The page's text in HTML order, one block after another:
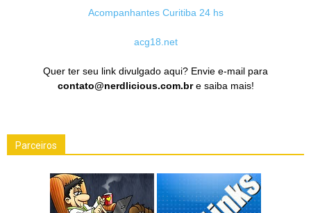
Acompanhantes Curitiba 24 hs
acg18.net
Quer ter seu link divulgado aqui? Envie e-mail para
contato@nerdlicious.com.bre saiba mais!
Parceiros